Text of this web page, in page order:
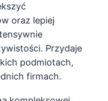
oraz lepiej
Przydaje
podmiotach,
firmach.